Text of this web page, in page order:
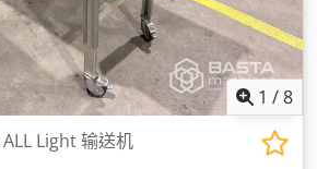
1 /8
Light 输送机